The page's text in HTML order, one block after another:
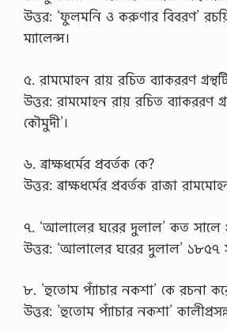
উত্তর: ‘ফুলমনি ও করুণার বিবরণ’
ম্যালেন্স।
৫. রামমোহন রায় রচিত ব্যাকররণ
উত্তর: রামমোহন রায় রচিত ব্যাকররণ
কৌমুদী’।
৬. ব্রাক্ষধর্মের প্রবর্তক কে?
উত্তর: ব্রাক্ষধর্মের প্রবর্তক রাজা
৭. ‘আলালের ঘরের দুলাল’ কত সালে
উত্তর: ‘আলালের ঘরের দুলাল’ ১৮৫৭
৮. ’হুতোম প্যাঁচার নকশা’ কে রচনা
উত্তর: ’হুতোম প্যাঁচার নকশা’